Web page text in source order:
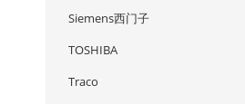
Siemens西门子
TOSHIBA
Traco